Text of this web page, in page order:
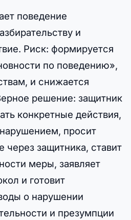
поведение
и
Риск: формируется
по поведению»,
и снижается
решение: защитник
конкретные действия,
просит
через защитника, ставит
меры, заявляет
и готовит
о нарушении
и презумпции